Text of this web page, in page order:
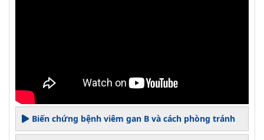
Biến chứng bệnh viêm gan B và cách phòng tránh